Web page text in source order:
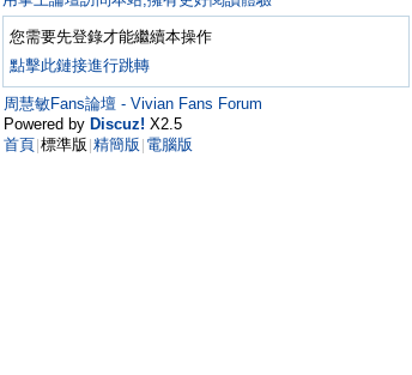
您需要先登錄才能繼續本操作
點擊此鏈接進行跳轉
周慧敏Fans論壇 - Vivian Fans Forum
Powered by Discuz! X2.5
首頁 標準版 精簡版 電腦版